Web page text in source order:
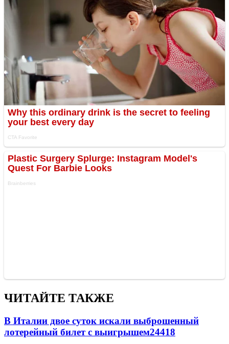
ЧИТАЙТЕ ТАКЖЕ
В Италии двое суток искали выброшенный
лотерейный билет с выигрышем24418